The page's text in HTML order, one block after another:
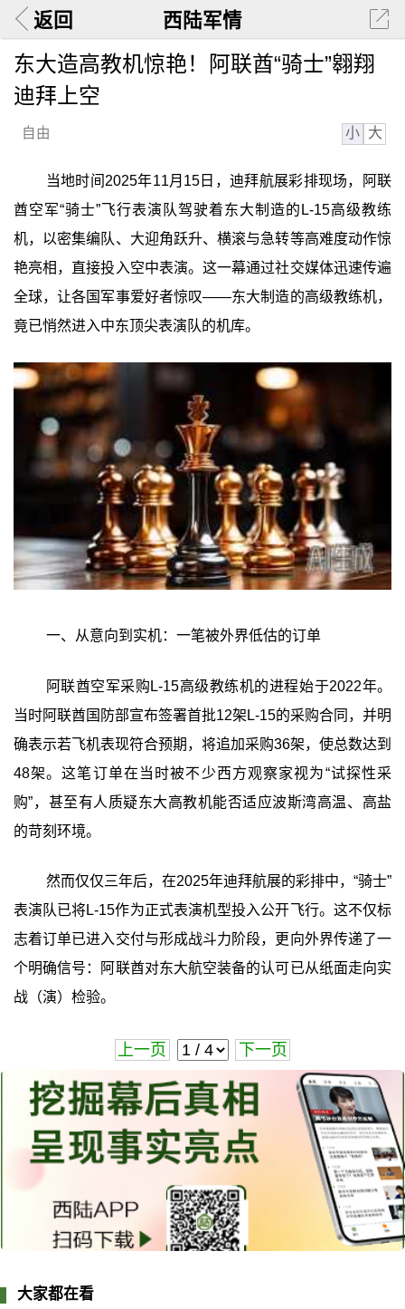
返回 西陆军情
东大造高教机惊艳！阿联酋“骑士”翱翔
迪拜上空
自由 小 大
当地时间2025年11月15日，迪拜航展彩排现场，阿联
酋空军“骑士”飞行表演队驾驶着东大制造的L‑15高级教练
机，以密集编队、大迎角跃升、横滚与急转等高难度动作惊
艳亮相，直接投入空中表演。这一幕通过社交媒体迅速传遍
全球，让各国军事爱好者惊叹——东大制造的高级教练机，
竟已悄然进入中东顶尖表演队的机库。
一、从意向到实机：一笔被外界低估的订单
阿联酋空军采购L‑15高级教练机的进程始于2022年。
当时阿联酋国防部宣布签署首批12架L‑15的采购合同，并明
确表示若飞机表现符合预期，将追加采购36架，使总数达到
48架。这笔订单在当时被不少西方观察家视为“试探性采
购”，甚至有人质疑东大高教机能否适应波斯湾高温、高盐
的苛刻环境。
然而仅仅三年后，在2025年迪拜航展的彩排中，“骑士”
表演队已将L‑15作为正式表演机型投入公开飞行。这不仅标
志着订单已进入交付与形成战斗力阶段，更向外界传递了一
个明确信号：阿联酋对东大航空装备的认可已从纸面走向实
战（演）检验。
上一页 下一页
大家都在看